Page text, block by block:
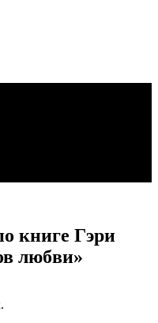
книге Гэри
любви»